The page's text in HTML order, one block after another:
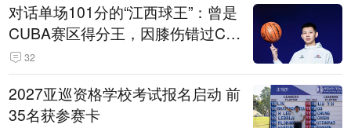
对话单场101分的“江西球王”：曾是
CUBA赛区得分王，因膝伤错过CB
A选秀
32
2027亚巡资格学校考试报名启动 前
35名获参赛卡